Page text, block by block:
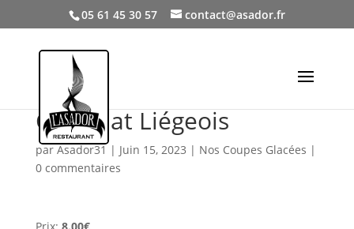
05 61 45 30 57 contact@asador.fr
Chocolat Liégeois
parAsador31| Juin 15, 2023 | Nos Coupes Glacées |
0 commentaires